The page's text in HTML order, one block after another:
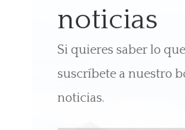
noticias
Si quieres saber lo
suscríbete a nuestro
noticias.